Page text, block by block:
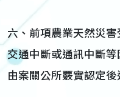
六、前項農業天然災
交通中斷或通訊中斷
由案關公所覈實認定後